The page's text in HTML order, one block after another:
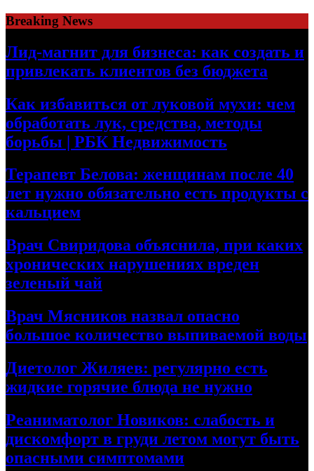
Skip
to
content
Breaking News
Лид-магнит для бизнеса: как создать и
привлекать клиентов без бюджета
Как избавиться от луковой мухи: чем
обработать лук, средства, методы
борьбы | РБК Недвижимость
Терапевт Белова: женщинам после 40
лет нужно обязательно есть продукты с
кальцием
Врач Свиридова объяснила, при каких
хронических нарушениях вреден
зеленый чай
Врач Мясников назвал опасно
большое количество выпиваемой воды
Диетолог Жиляев: регулярно есть
жидкие горячие блюда не нужно
Реаниматолог Новиков: слабость и
дискомфорт в груди летом могут быть
опасными симптомами